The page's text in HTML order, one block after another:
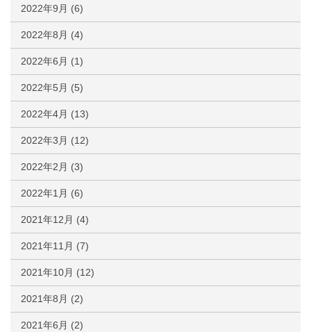
2022年9月 (6)
2022年8月 (4)
2022年6月 (1)
2022年5月 (5)
2022年4月 (13)
2022年3月 (12)
2022年2月 (3)
2022年1月 (6)
2021年12月 (4)
2021年11月 (7)
2021年10月 (12)
2021年8月 (2)
2021年6月 (2)